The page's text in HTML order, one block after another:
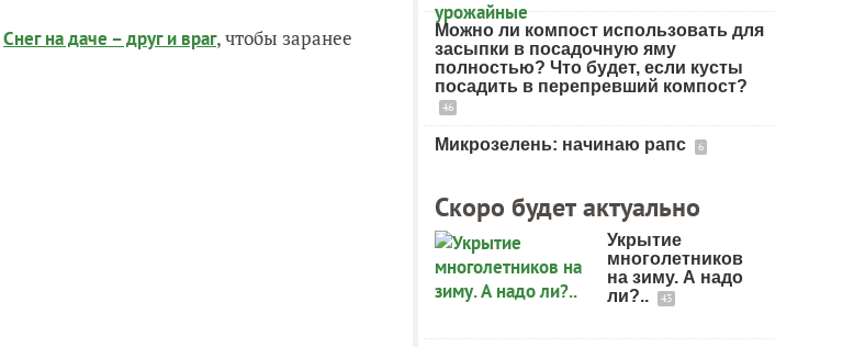
Снег на даче – друг и враг, чтобы заранее
Можно ли компост использовать для
засыпки в посадочную яму
полностью? Что будет, если кусты
посадить в перепревший компост?
46
Микрозелень: начинаю рапс 6
Скоро будет актуально
Укрытие
многолетников
на зиму. А надо
ли?..
43